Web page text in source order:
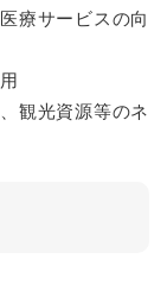
療サービスの向
用
観光資源等のネ